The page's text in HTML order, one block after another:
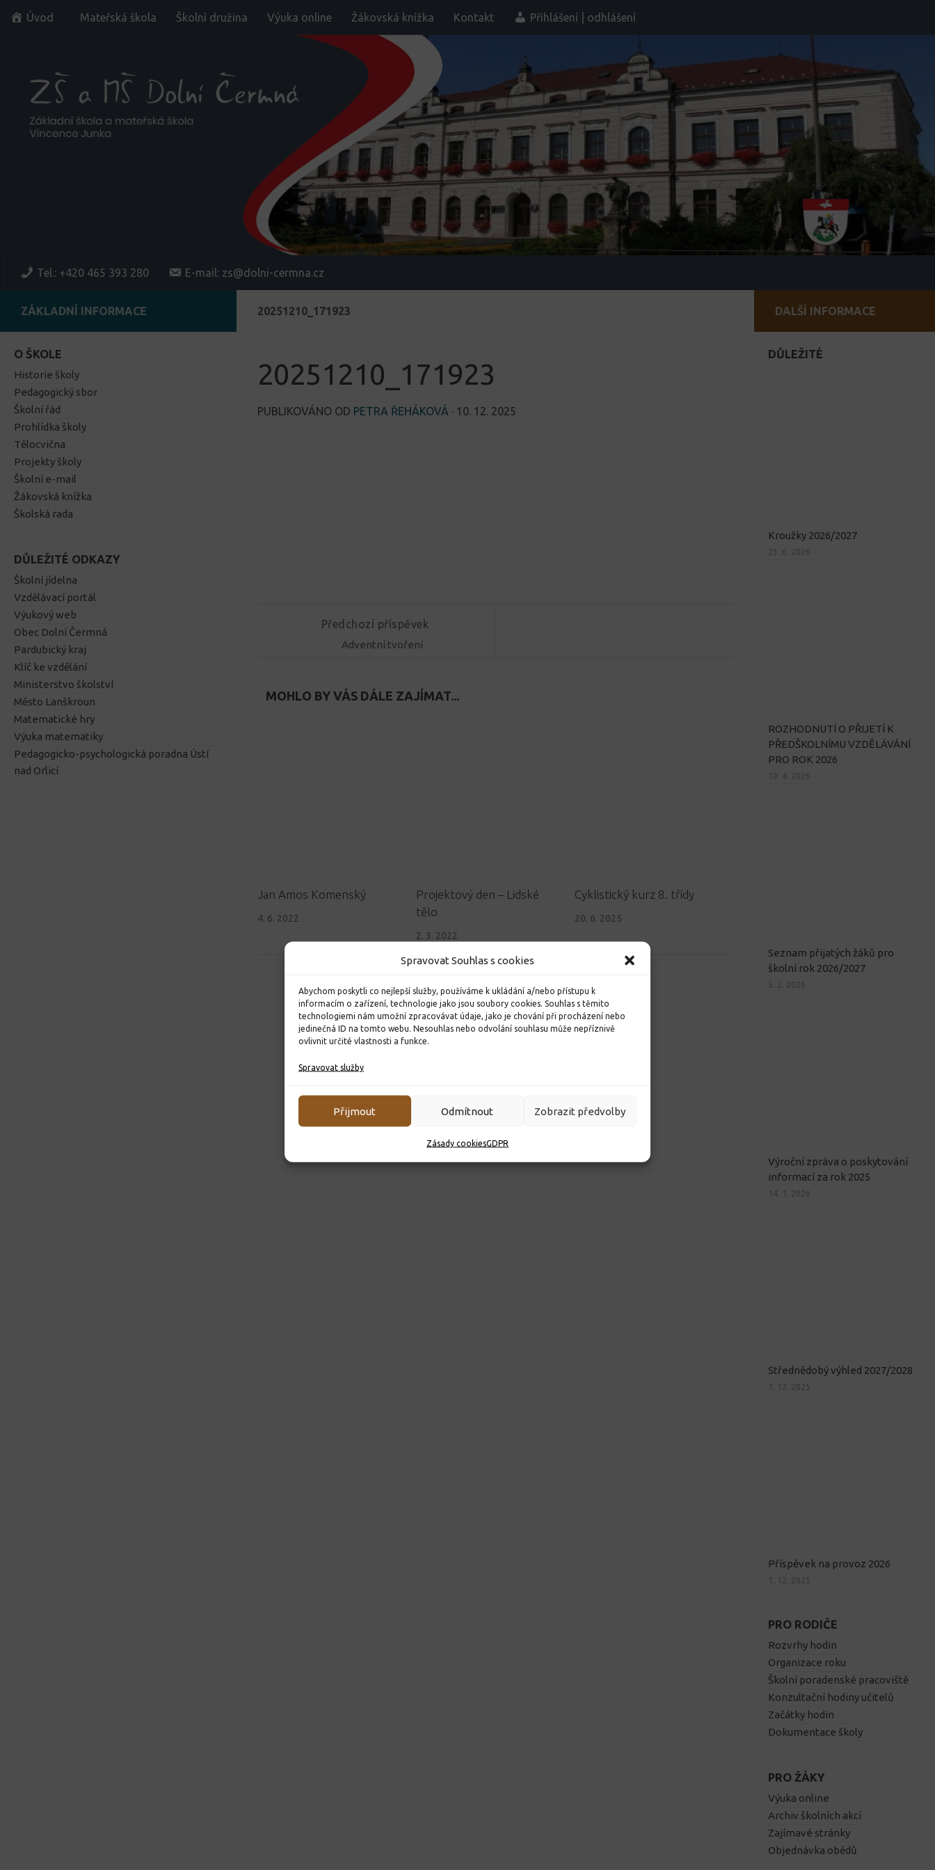
Spravovat Souhlas s cookies
Abychom poskytli co nejlepší služby, používáme k ukládání a/nebo přístupu k
informacím o zařízení, technologie jako jsou soubory cookies. Souhlas s těmito
technologiemi nám umožní zpracovávat údaje, jako je chování při procházení nebo
jedinečná ID na tomto webu. Nesouhlas nebo odvolání souhlasu může nepříznivě
ovlivnit určité vlastnosti a funkce.
Spravovat služby
Přijmout Odmítnout Zobrazit předvolby
Zásady cookiesGDPR
Skip to content
Úvod Mateřská škola Školní družina Výuka online Žákovská knížka Kontakt Přihlášení | odhlášení
Tel.: +420 465 393 280 E-mail: zs@dolni-cermna.cz
20251210_171923
20251210_171923
PUBLIKOVÁNO OD PETRA ŘEHÁKOVÁ · 10. 12. 2025
Předchozí příspěvek
Adventní tvoření
MOHLO BY VÁS DÁLE ZAJÍMAT...
Jan Amos Komenský
4. 6. 2022
Projektový den – Lidské
tělo
2. 3. 2022
Cyklistický kurz 8. třídy
20. 6. 2025
ZÁKLADNÍ INFORMACE
O ŠKOLE
Historie školy
Pedagogický sbor
Školní řád
Prohlídka školy
Tělocvična
Projekty školy
Školní e-mail
Žákovská knížka
Školská rada
DŮLEŽITÉ ODKAZY
Školní jídelna
Vzdělávací portál
Výukový web
Obec Dolní Čermná
Pardubický kraj
Klíč ke vzdělání
Ministerstvo školství
Město Lanškroun
Matematické hry
Výuka matematiky
Pedagogicko-psychologická poradna Ústí
nad Orlicí
DALŠÍ INFORMACE
DŮLEŽITÉ
Kroužky 2026/2027
23. 6. 2026
ROZHODNUTÍ O PŘIJETÍ K
PŘEDŠKOLNÍMU VZDĚLÁVÁNÍ
PRO ROK 2026
10. 4. 2026
Seznam přijatých žáků pro
školní rok 2026/2027
5. 2. 2026
Výroční zpráva o poskytování
informací za rok 2025
14. 1. 2026
Střednědobý výhled 2027/2028
1. 12. 2025
Příspěvek na provoz 2026
1. 12. 2025
PRO RODIČE
Rozvrhy hodin
Organizace roku
Školní poradenské pracoviště
Konzultační hodiny učitelů
Začátky hodin
Dokumentace školy
PRO ŽÁKY
Výuka online
Archiv školních akcí
Zajímavé stránky
Objednávka obědů